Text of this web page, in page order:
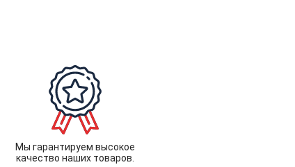
Мы гарантируем высокое
качество наших товаров.